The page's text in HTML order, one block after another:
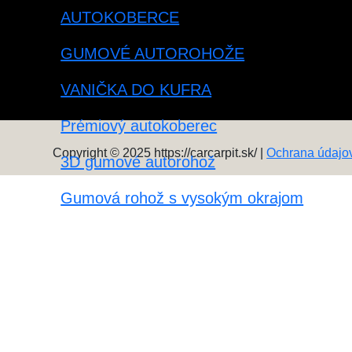
AUTOKOBERCE
GUMOVÉ AUTOROHOŽE
VANIČKA DO KUFRA
Prémiový autokoberec
3D gumové autorohož
Gumová rohož s vysokým okrajom
Copyright © 2025 https://carcarpit.sk/ |Ochrana